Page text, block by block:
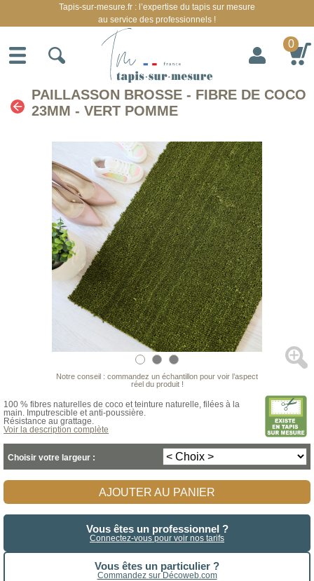
PAILLASSON BROSSE - FIBRE DE COCO
23MM - VERT POMME
Notre conseil : commandez un échantillon pour voir l’aspect
réel du produit !
100 % fibres naturelles de coco et teinture naturelle, filées à la
main. Imputrescible et anti-poussière.
Résistance au grattage.
Voir la description complète
Choisir votre largeur :
AJOUTER AU PANIER
Vous êtes un professionnel ?
Connectez-vous pour voir nos tarifs
Vous êtes un particulier ?
Commandez sur Décoweb.com
Tapis-sur-mesure.fr : l’expertise du tapis sur mesure
au service des professionnels !
0